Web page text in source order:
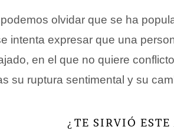
olvidar que se ha
intenta expresar que una
en el que no quiere
su ruptura sentimental y su
¿ TE SIRVIÓ ESTE